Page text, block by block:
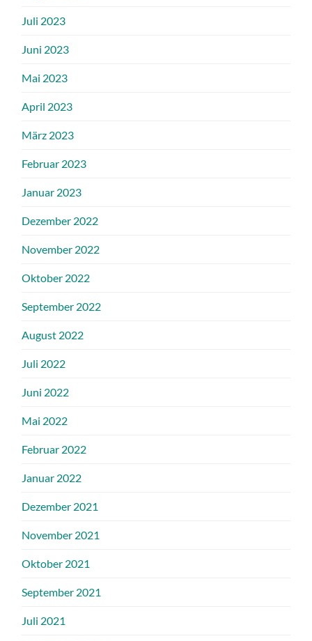
Juli 2023
Juni 2023
Mai 2023
April 2023
März 2023
Februar 2023
Januar 2023
Dezember 2022
November 2022
Oktober 2022
September 2022
August 2022
Juli 2022
Juni 2022
Mai 2022
Februar 2022
Januar 2022
Dezember 2021
November 2021
Oktober 2021
September 2021
Juli 2021